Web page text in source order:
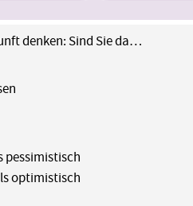
denken: Sind Sie da…
pessimistisch
optimistisch